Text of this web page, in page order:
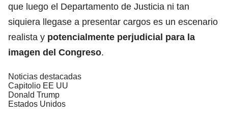
que luego el Departamento de Justicia ni tan
siquiera llegase a presentar cargos es un escenario
realista y potencialmente perjudicial para la
imagen del Congreso.
Noticias destacadas
Capitolio EE UU
Donald Trump
Estados Unidos